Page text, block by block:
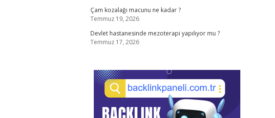
Çam kozalağı macunu ne kadar ?
Temmuz 19, 2026
Devlet hastanesinde mezoterapi yapılıyor mu ?
Temmuz 17, 2026